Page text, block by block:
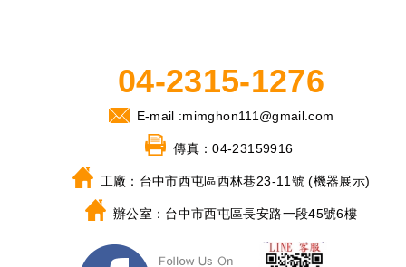
04-2315-1276
E-mail :mimghon111@gmail.com
傳真：04-23159916
工廠： 台中市西屯區西林巷23-11號 (機器展示)
辦公室： 台中市西屯區長安路一段45號6樓